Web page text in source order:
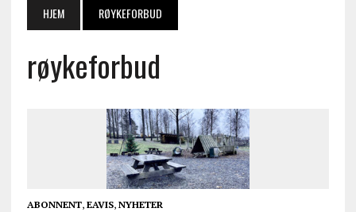
HJEM RØYKEFORBUD
røykeforbud
ABONNENT, EAVIS, NYHETER